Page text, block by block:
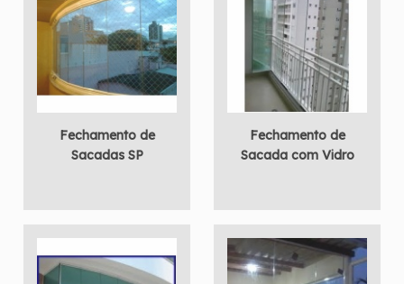
Fechamento de
Sacadas SP
Fechamento de
Sacada com Vidro